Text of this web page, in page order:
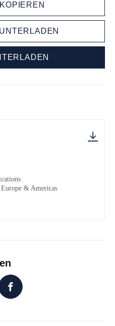
& Americas